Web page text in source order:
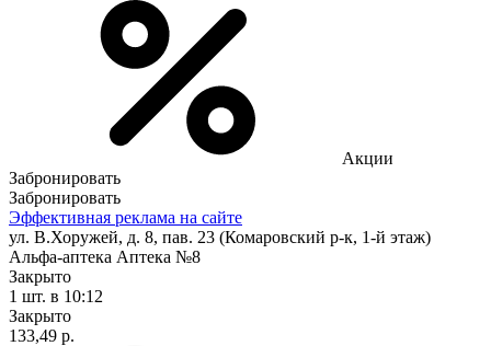
Акции
Забронировать
Забронировать
Эффективная реклама на сайте
ул. В.Хоружей, д. 8, пав. 23 (Комаровский р-к, 1-й этаж)
Альфа-аптека Аптека №8
Закрыто
1 шт. в 10:12
Закрыто
133,49 р.